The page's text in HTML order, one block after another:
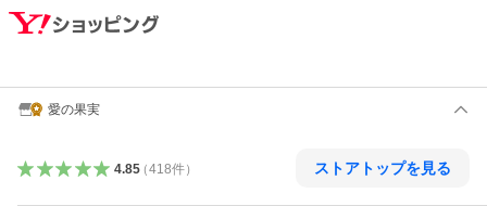
愛の果実
4.85（418件） ストアトップを見る